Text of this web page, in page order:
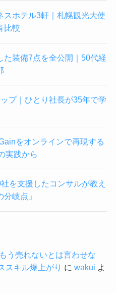
ホテル3軒｜札幌観光大使
比較
装備7点を全公開｜50代経
プ｜ひとり社長が35年で学
をオンラインで再現する
実践から
を支援したコンサルが教え
岐点」
う売れないとは言わせな
スキル爆上がり に wakui よ